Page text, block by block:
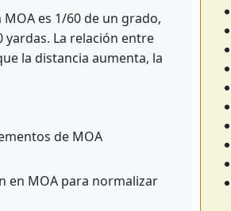
es 1/60 de un grado,
yardas. La relación entre
la distancia aumenta, la
de MOA
en MOA para normalizar